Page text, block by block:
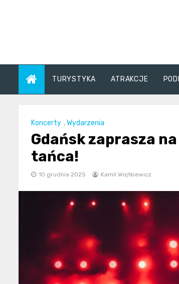
TURYSTYKA ATRAKCJE
Koncerty ,Wydarzenia
Gdańsk zaprasza
tańca!
10 grudnia 2025 Kamil Wojtkiewicz